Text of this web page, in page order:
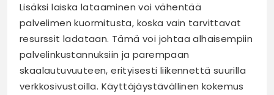
Lisäksi laiska lataaminen voi vähentää
palvelimen kuormitusta, koska vain tarvittavat
resurssit ladataan. Tämä voi johtaa alhaisempiin
palvelinkustannuksiin ja parempaan
skaalautuvuuteen, erityisesti liikennettä suurilla
verkkosivustoilla. Käyttäjäystävällinen kokemus